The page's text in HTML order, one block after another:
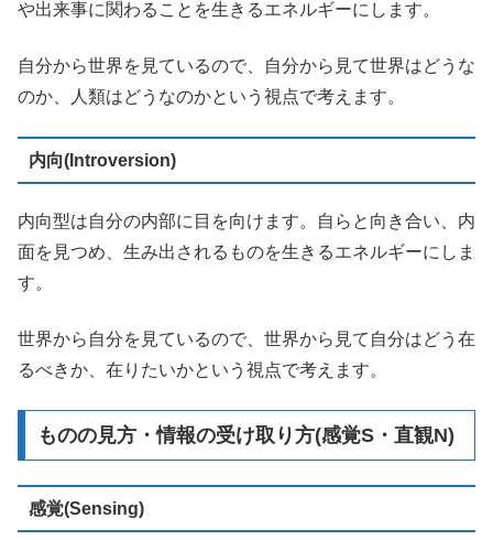
や出来事に関わることを生きるエネルギーにします。
自分から世界を見ているので、自分から見て世界はどうな
のか、人類はどうなのかという視点で考えます。
内向(Introversion)
内向型は自分の内部に目を向けます。自らと向き合い、内
面を見つめ、生み出されるものを生きるエネルギーにしま
す。
世界から自分を見ているので、世界から見て自分はどう在
るべきか、在りたいかという視点で考えます。
ものの見方・情報の受け取り方(感覚S・直観N)
感覚(Sensing)